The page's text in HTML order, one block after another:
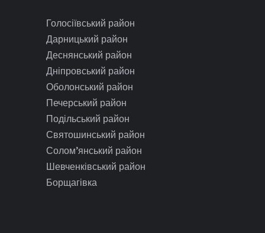
Голосіївський район
Дарницький район
Деснянський район
Дніпровський район
Оболонський район
Печерський район
Подільський район
Святошинський район
Солом’янський район
Шевченківський район
Борщагівка